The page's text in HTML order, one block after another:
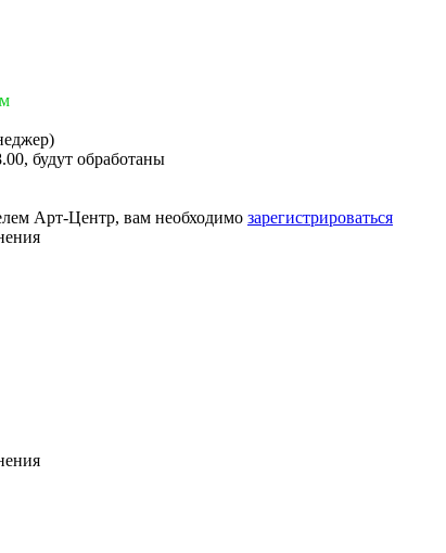
будут обработаны
Арт-Центр, вам необходимо зарегистрироваться